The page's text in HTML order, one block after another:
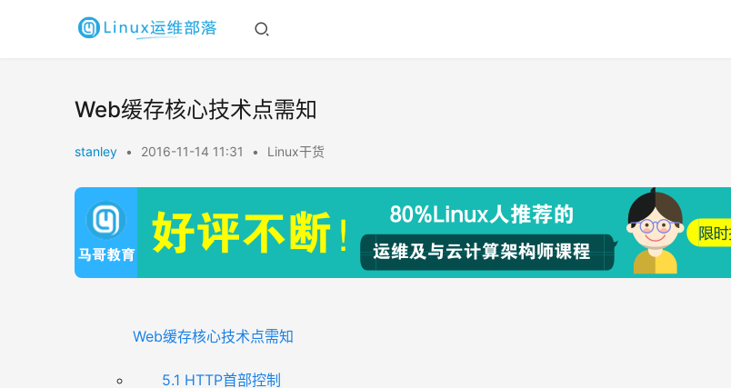
Web缓存核心技术点需知
stanley • 2016-11-14 11:31 • Linux干货
Web缓存核心技术点需知
5.1 HTTP首部控制